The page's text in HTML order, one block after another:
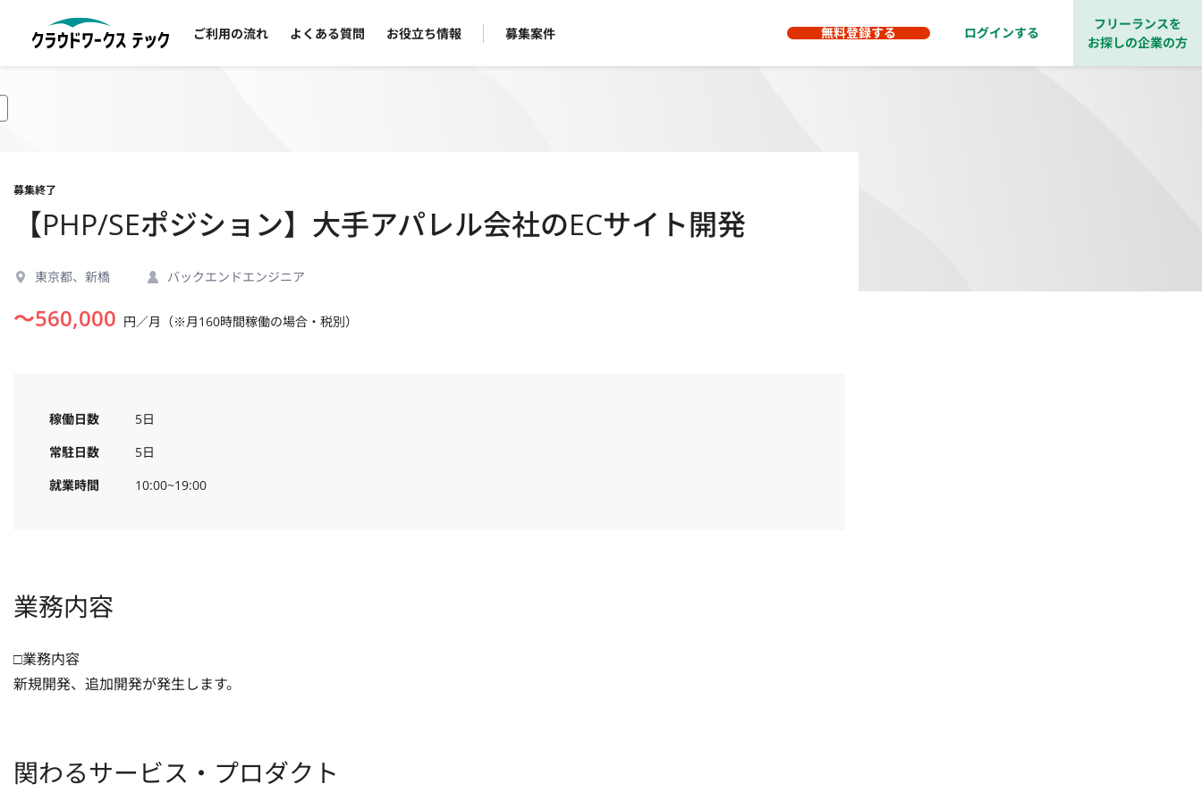
ご利用の流れ よくある質問 お役立ち情報 募集案件 無料登録する ログインする
フリーランスを
お探しの企業の方
募集終了
【PHP/SEポジション】大手アパレル会社のECサイト開発
東京都、新橋 バックエンドエンジニア
〜560,000 円／月（※月160時間稼働の場合・税別）
稼働日数
5日
常駐日数
5日
就業時間
10:00~19:00
業務内容
□業務内容
新規開発、追加開発が発生します。
関わるサービス・プロダクト